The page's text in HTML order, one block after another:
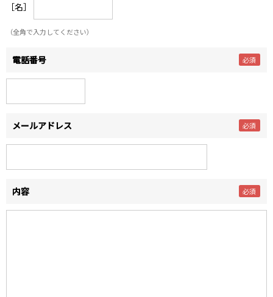
［名］
（全角で入力してください）
電話番号
メールアドレス
内容